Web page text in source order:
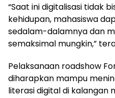
“Saat ini digitalisasi tidak
kehidupan, mahasiswa
sedalam-dalamnya dan
semaksimal mungkin,”
Pelaksanaan roadshow
diharapkan mampu
literasi digital di kalangan